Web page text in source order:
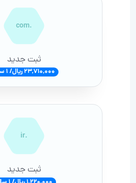
.com
ثبت جدید
23,710,000 ریال/ 1 سال
.ir
ثبت جدید